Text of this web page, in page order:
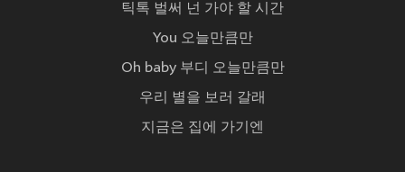
틱톡 벌써 넌 가야 할 시간
You 오늘만큼만
Oh baby 부디 오늘만큼만
우리 별을 보러 갈래
지금은 집에 가기엔